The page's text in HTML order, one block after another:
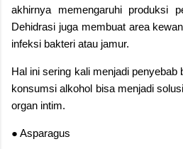
akhirnya memengaruhi produksi
Dehidrasi juga membuat area
infeksi bakteri atau jamur.
Hal ini sering kali menjadi penyebab
konsumsi alkohol bisa menjadi
organ intim.
● Asparagus